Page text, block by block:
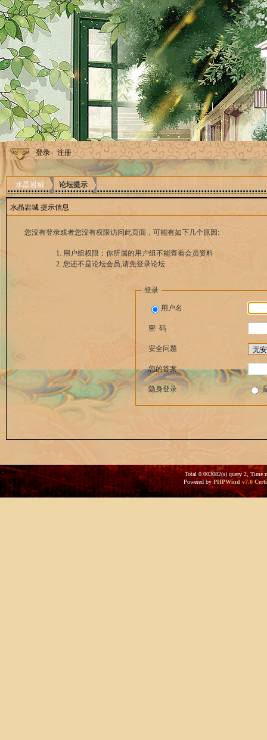
无图版 风格切换
登录 注册
水晶岩城 论坛提示
水晶岩城 提示信息
您没有登录或者您没有权限访问此页面，可能有如下几个原因:
用户组权限：你所属的用户组不能查看会员资料
您还不是论坛会员,请先登录论坛
登录
用户名
密 码
安全问题
您的答案
隐身登录
Total 0.003082(s) query 2, Time
Powered byPHPWind v7.0